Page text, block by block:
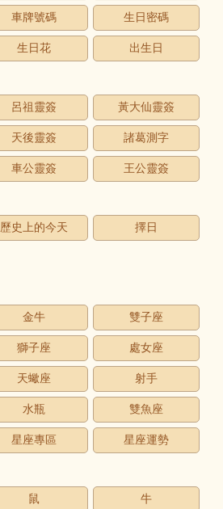
車牌號碼 生日密碼
生日花 出生日
呂祖靈簽 黃大仙靈簽
天後靈簽 諸葛測字
車公靈簽 王公靈簽
歷史上的今天 擇日
金牛 雙子座
獅子座 處女座
天蠍座 射手
水瓶 雙魚座
星座專區 星座運勢
鼠 牛